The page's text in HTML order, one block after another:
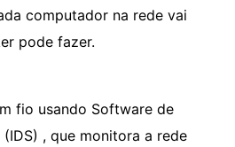
computador na rede vai
pode fazer.
fio usando Software de
, que monitora a rede